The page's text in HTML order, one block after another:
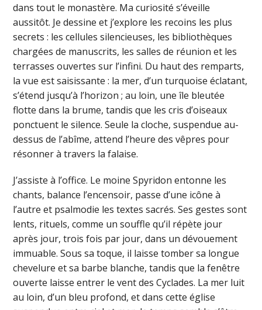
dans tout le monastère. Ma curiosité s’éveille
aussitôt. Je dessine et j’explore les recoins les plus
secrets : les cellules silencieuses, les bibliothèques
chargées de manuscrits, les salles de réunion et les
terrasses ouvertes sur l’infini. Du haut des remparts,
la vue est saisissante : la mer, d’un turquoise éclatant,
s’étend jusqu’à l’horizon ; au loin, une île bleutée
flotte dans la brume, tandis que les cris d’oiseaux
ponctuent le silence. Seule la cloche, suspendue au-
dessus de l’abîme, attend l’heure des vêpres pour
résonner à travers la falaise.
J’assiste à l’office. Le moine Spyridon entonne les
chants, balance l’encensoir, passe d’une icône à
l’autre et psalmodie les textes sacrés. Ses gestes sont
lents, rituels, comme un souffle qu’il répète jour
après jour, trois fois par jour, dans un dévouement
immuable. Sous sa toque, il laisse tomber sa longue
chevelure et sa barbe blanche, tandis que la fenêtre
ouverte laisse entrer le vent des Cyclades. La mer luit
au loin, d’un bleu profond, et dans cette église